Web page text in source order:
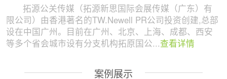
拓源公关传媒（拓源新思国际会展传媒（广东）有
限公司）由香港著名的TW.Newell PR公司投资创建,总部
设在中国广州。目前在广州、北京、上海、成都、西安
等多个省会城市设有分支机构拓原国公...查看详情
案例展示